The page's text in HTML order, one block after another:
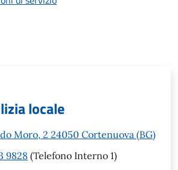
locale
Moro, 2 24050 Cortenuova (BG)
9828(Telefono Interno 1)